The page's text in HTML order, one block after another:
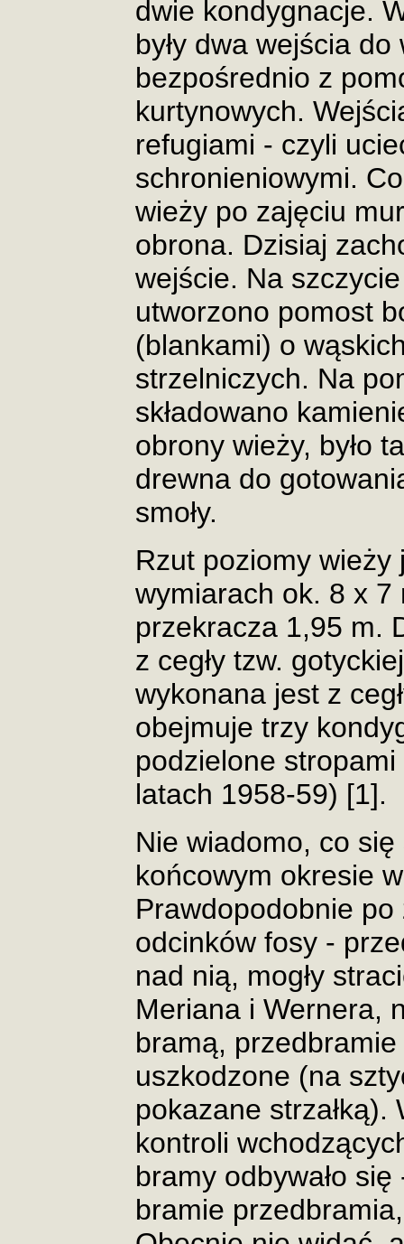
dwie kondygnacje.
były dwa wejścia
bezpośrednio z
kurtynowych.
refugiami - czyli
schronieniowymi.
wieży po zajęciu
obrona. Dzisiaj
wejście. Na
utworzono pomost
(blankami) o
strzelniczych. Na
składowano
obrony wieży, było
drewna do
smoły.
Rzut poziomy
wymiarach ok. 8 x
przekracza 1,95 m.
z cegły tzw.
wykonana jest z
obejmuje trzy
podzielone
latach 1958-59) [1].
Nie wiadomo, co się
końcowym okresie
Prawdopodobnie
odcinków fosy -
nad nią, mogły
Meriana i Wernera,
bramą,
uszkodzone (na
pokazane
kontroli
bramy odbywało
bramie